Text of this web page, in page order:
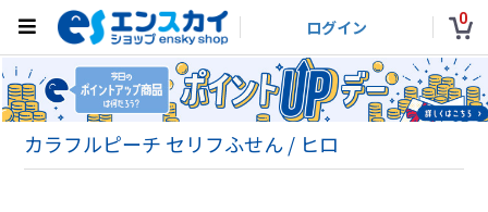
ログイン 0
カラフルピーチ セリフふせん / ヒロ